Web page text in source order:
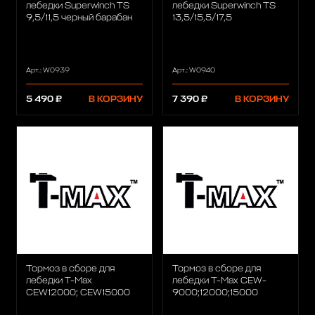
лебедки Superwinch TS
9,5/11,5 черный барабан
Арт.: W0939
5 490 ₽ В КОРЗИНУ
лебедки Superwinch TS
13,5/15,5/17,5
Арт.: W0940
7 390 ₽ В КОРЗИНУ
Тормоз в сборе для
лебедки T-Max
CEW12000; CEW15000
Тормоз в сборе для
лебедки T-Max CEW-
9000;12000;15000